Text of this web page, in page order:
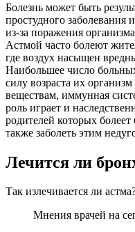
Болезнь может быть
простудного
из-за поражения
Астмой часто болеют
где воздух насыщен
Наибольшее число
силу возраста их
веществам, иммунная
роль играет и
родителей которых
также заболеть этим
Лечится ли
Так излечивается ли
Мнения врачей на